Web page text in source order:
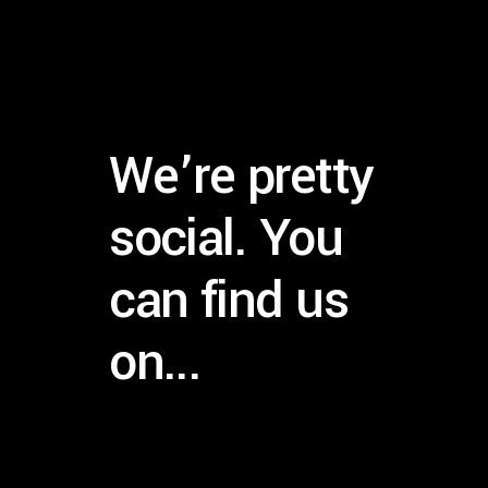
We’re pretty
social. You
can find us
on...